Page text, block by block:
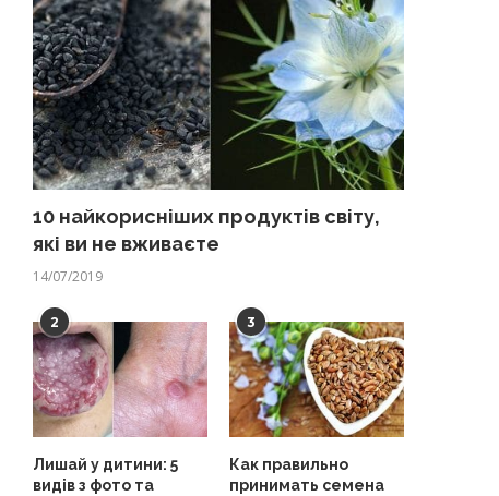
10 найкорисніших продуктів світу,
які ви не вживаєте
14/07/2019
2
Лишай у дитини: 5
видів з фото та
3
Как правильно
принимать семена